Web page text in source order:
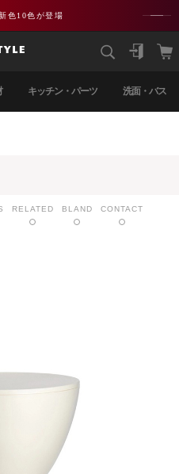
色10色が登場
キッチン・パーツ 洗面・バス
RELATED BLAND CONTACT